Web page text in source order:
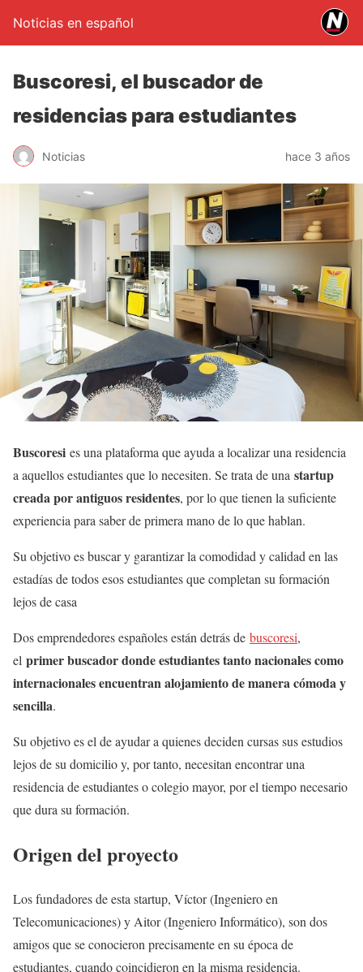
Noticias en español
Buscoresi, el buscador de
residencias para estudiantes
Noticias hace 3 años
Buscoresi es una plataforma que ayuda a localizar una residencia
a aquellos estudiantes que lo necesiten. Se trata de una startup
creada por antiguos residentes, por lo que tienen la suficiente
experiencia para saber de primera mano de lo que hablan.
Su objetivo es buscar y garantizar la comodidad y calidad en las
estadías de todos esos estudiantes que completan su formación
lejos de casa
Dos emprendedores españoles están detrás de buscoresi,
el primer buscador donde estudiantes tanto nacionales como
internacionales encuentran alojamiento de manera cómoda y
sencilla.
Su objetivo es el de ayudar a quienes deciden cursas sus estudios
lejos de su domicilio y, por tanto, necesitan encontrar una
residencia de estudiantes o colegio mayor, por el tiempo necesario
que dura su formación.
Origen del proyecto
Los fundadores de esta startup, Víctor (Ingeniero en
Telecomunicaciones) y Aitor (Ingeniero Informático), son dos
amigos que se conocieron precisamente en su época de
estudiantes, cuando coincidieron en la misma residencia.